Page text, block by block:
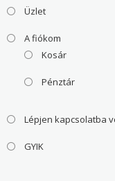
Üzlet
A fiókom
Kosár
Pénztár
Lépjen kapcsolatba
GYIK